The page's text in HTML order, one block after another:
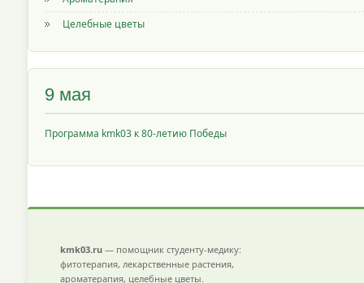
Целебные цветы
9 мая
Программа kmk03 к 80-летию Победы
kmk03.ru — помощник студенту-медику:
фитотерапия, лекарственные растения,
ароматерапия, целебные цветы.